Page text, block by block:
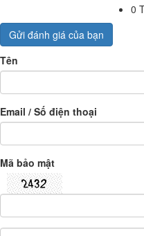
0
Gửi đánh giá của bạn
Tên
Email / Số điện thoại
Mã bảo mật